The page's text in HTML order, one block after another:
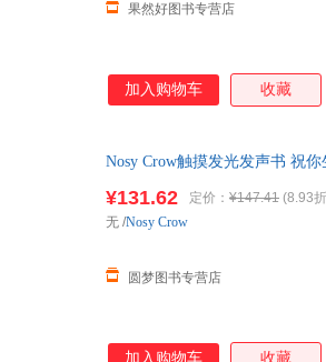
果然好图书专营店
加入购物车 收藏
Nosy Crow触摸发光发声书 祝
¥131.62 定价： ¥147.41 (8.93
圆梦图书专营店
无 /Nosy Crow
加入购物车 收藏